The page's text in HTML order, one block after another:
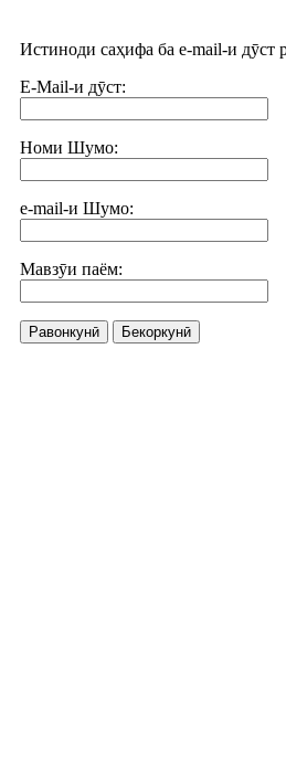
Истиноди саҳифа ба e-mail-и дӯст
E-Mail-и дӯст:
Номи Шумо:
e-mail-и Шумо:
Мавзӯи паём:
Равонкунӣ Бекоркунӣ